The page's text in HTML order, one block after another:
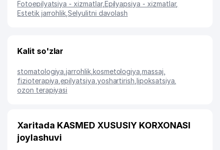
Fotoepilyatsiya - xizmatlar,Epilyapsiya - xizmatlar,
Estetik jarrohlik Selyulitni davolash
Kalit so'zlar
stomatologiya ,jarrohlik, kosmetologiya ,massaj
fizioterapiya ,epilyatsiya yoshartirish ,lipoksatsiya
ozon terapiyasi
Xaritada KASMED XUSUSIY KORXONASI
joylashuvi